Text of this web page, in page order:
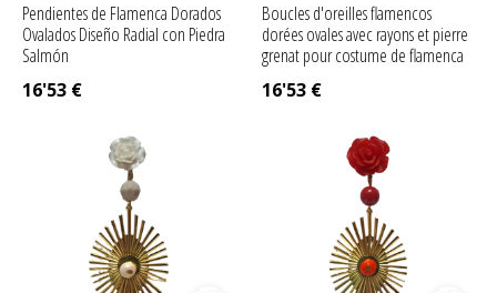
Pendientes de Flamenca Dorados
Ovalados Diseño Radial con Piedra
Salmón
16'53 €
Boucles d'oreilles flamencos
dorées ovales avec rayons et pierre
grenat pour costume de flamenca
16'53 €